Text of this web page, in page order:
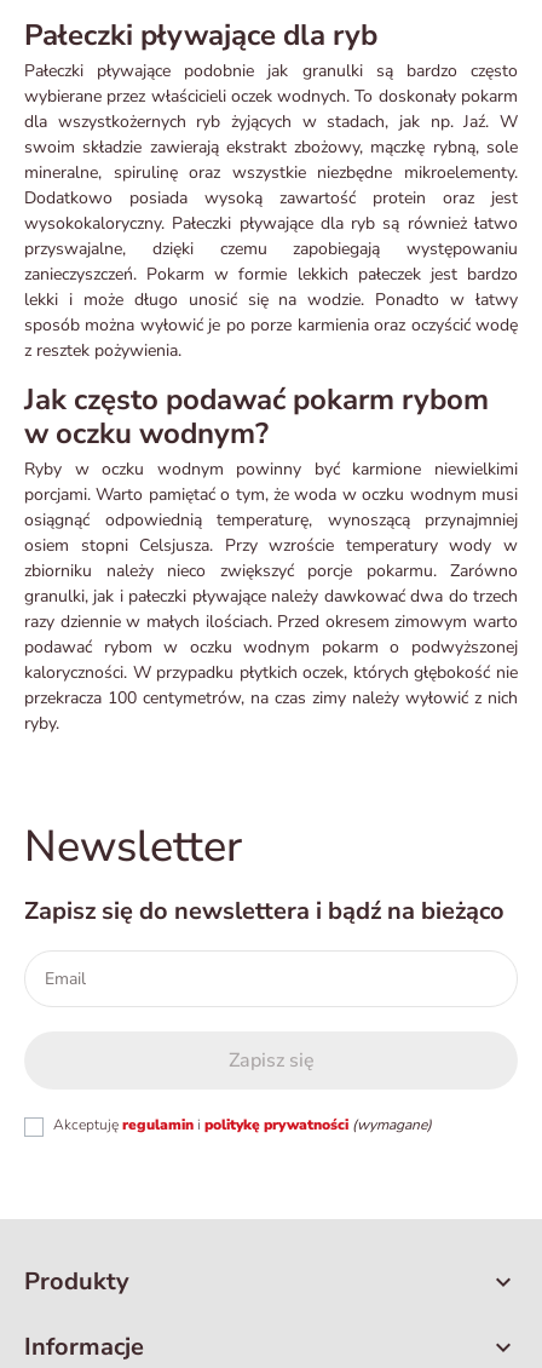
Pałeczki pływające dla ryb
Pałeczki pływające podobnie jak granulki są bardzo często
wybierane przez właścicieli oczek wodnych. To doskonały pokarm
dla wszystkożernych ryb żyjących w stadach, jak np. Jaź. W
swoim składzie zawierają ekstrakt zbożowy, mączkę rybną, sole
mineralne, spirulinę oraz wszystkie niezbędne mikroelementy.
Dodatkowo posiada wysoką zawartość protein oraz jest
wysokokaloryczny. Pałeczki pływające dla ryb są również łatwo
przyswajalne, dzięki czemu zapobiegają występowaniu
zanieczyszczeń. Pokarm w formie lekkich pałeczek jest bardzo
lekki i może długo unosić się na wodzie. Ponadto w łatwy
sposób można wyłowić je po porze karmienia oraz oczyścić wodę
z resztek pożywienia.
Jak często podawać pokarm rybom
w oczku wodnym?
Ryby w oczku wodnym powinny być karmione niewielkimi
porcjami. Warto pamiętać o tym, że woda w oczku wodnym musi
osiągnąć odpowiednią temperaturę, wynoszącą przynajmniej
osiem stopni Celsjusza. Przy wzroście temperatury wody w
zbiorniku należy nieco zwiększyć porcje pokarmu. Zarówno
granulki, jak i pałeczki pływające należy dawkować dwa do trzech
razy dziennie w małych ilościach. Przed okresem zimowym warto
podawać rybom w oczku wodnym pokarm o podwyższonej
kaloryczności. W przypadku płytkich oczek, których głębokość nie
przekracza 100 centymetrów, na czas zimy należy wyłowić z nich
ryby.
Newsletter
Zapisz się do newslettera i bądź na bieżąco
Akceptujęregulamin i politykę prywatności (wymagane)
Produkty 
Informacje 